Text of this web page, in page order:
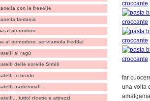
con le freselle
fantasia
al pomodoro
al pomodoro, serviamola fredda!
al ragù
delle sorelle Simili
in brodo
tradizionali
tutto! ricette e attrezzi
far
una volta